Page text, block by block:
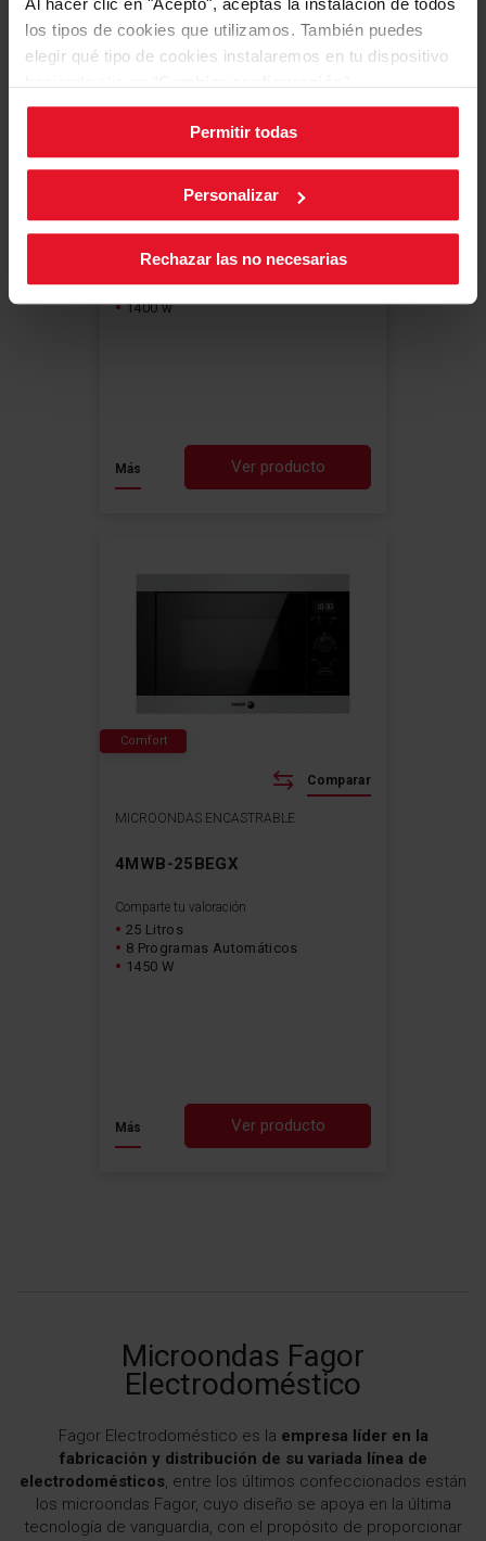
Al hacer clic en "Acepto", aceptas la instalación de todos
los tipos de cookies que utilizamos. También puedes
elegir qué tipo de cookies instalaremos en tu dispositivo
Puedes cambiar la configuración de cookies en cualquier
momento, pulsando el botón negro en la esquina inferior
derecha de la pantalla.
Permitir todas
Personalizar
Rechazar las no necesarias
MICROONDAS ENCASTRABLE
4MWB-25MTCGN
Ver producto
Más
25 litros
Control electrónico por sensores
1400 w
MICROONDAS ENCASTRABLE
4MWB-25BEGX
Ver producto
Más
Comparte tu valoración
25 Litros
8 Programas Automáticos
1450 W
Comparar
Comfort
Microondas Fagor
Electrodoméstico
Fagor Electrodoméstico es la empresa líder en la
fabricación y distribución de su variada línea de
electrodomésticos, entre los últimos confeccionados están
los microondas Fagor, cuyo diseño se apoya en la última
tecnología de vanguardia, con el propósito de proporcionar